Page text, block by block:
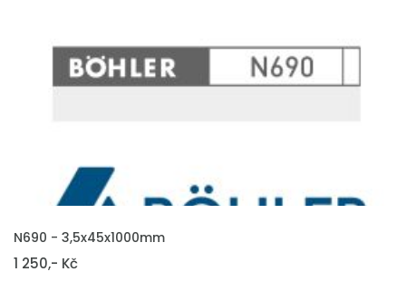
VLOŽIT DO KOŠÍKU
N690 - 3,5x45x1000mm
1 250,- Kč